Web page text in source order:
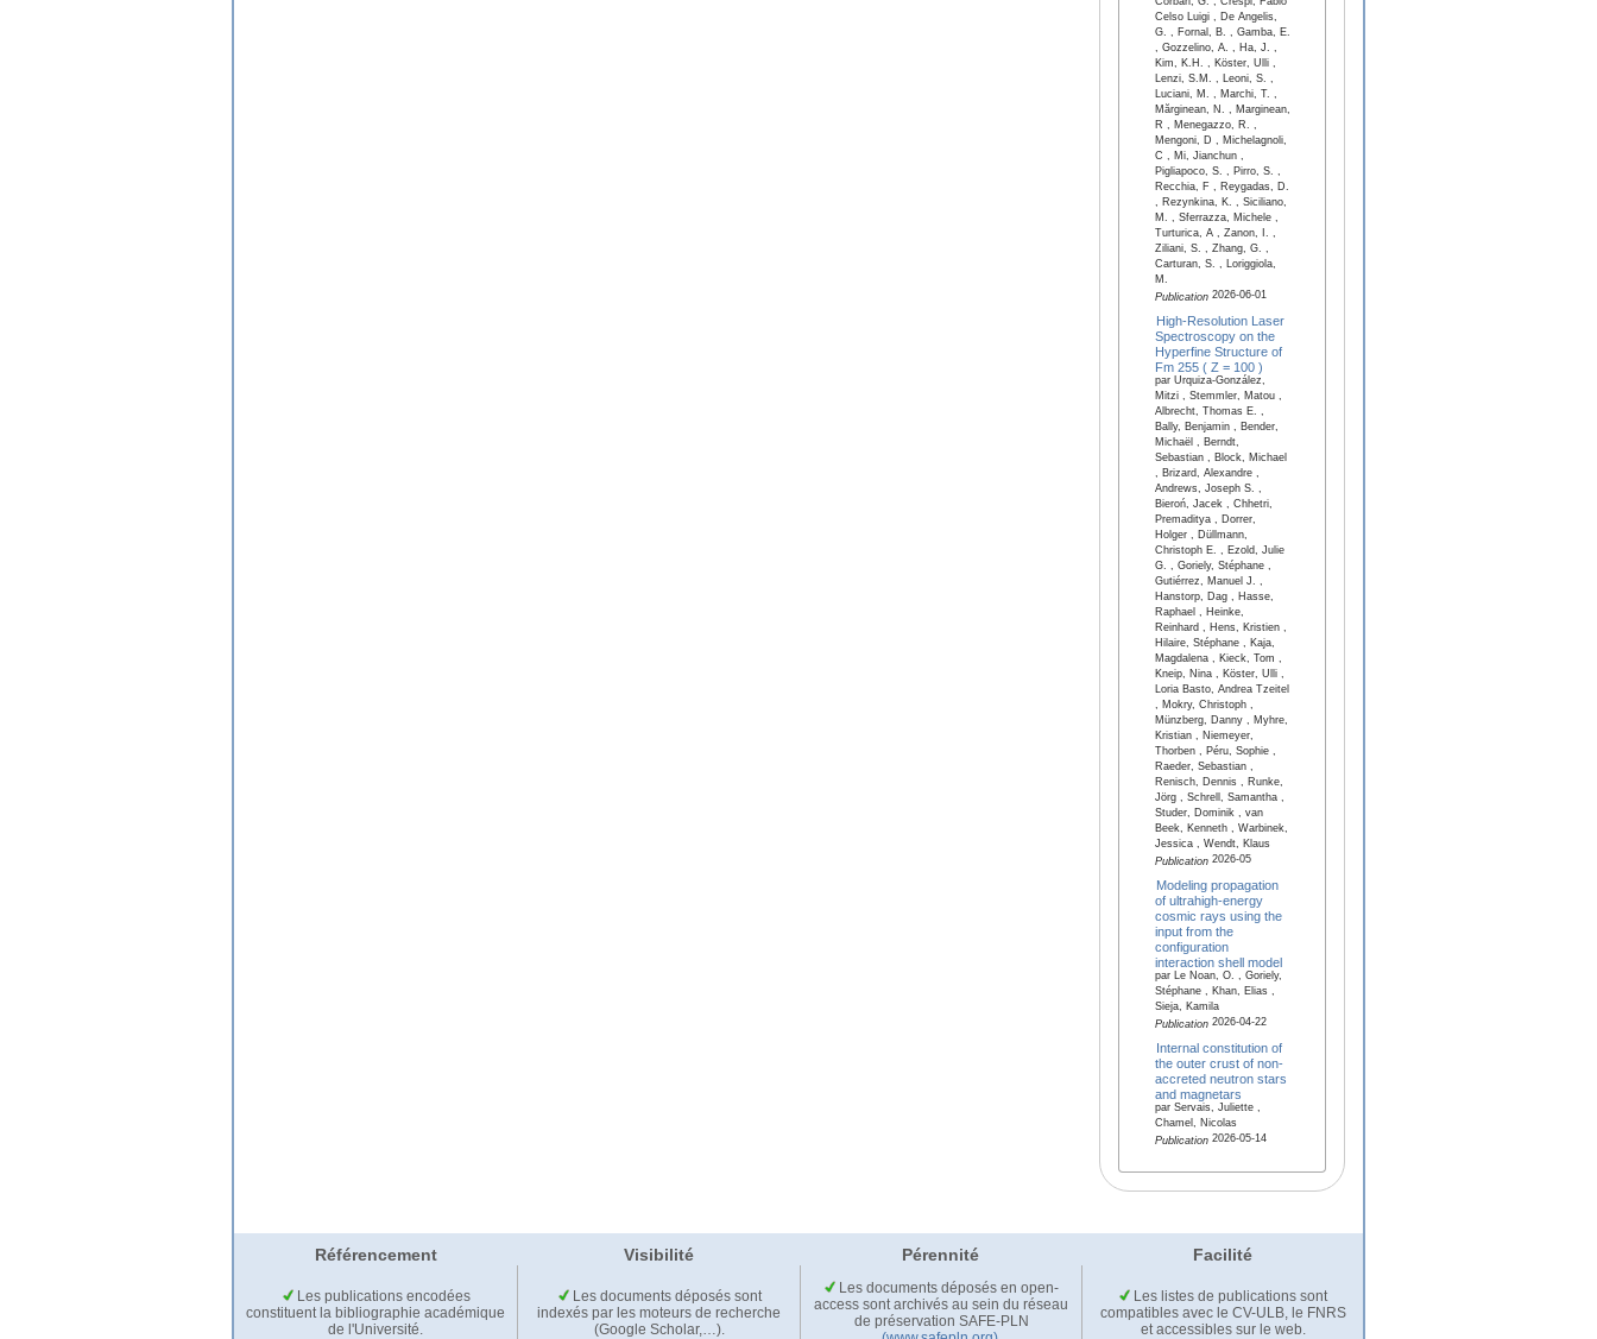
Celso Luigi , De Angelis,
G. , Fornal, B. , Gamba, E.
, Gozzelino, A. , Ha, J. ,
Kim, K.H. , Köster, Ulli ,
Lenzi, S.M. , Leoni, S. ,
Luciani, M. , Marchi, T. ,
Mărginean, N. , Marginean,
R , Menegazzo, R. ,
Mengoni, D , Michelagnoli,
C , Mi, Jianchun ,
Pigliapoco, S. , Pirro, S. ,
Recchia, F , Reygadas, D.
, Rezynkina, K. , Siciliano,
M. , Sferrazza, Michele ,
Turturica, A , Zanon, I. ,
Ziliani, S. , Zhang, G. ,
Carturan, S. , Loriggiola,
M.
Publication2026-06-01
High-Resolution Laser
Spectroscopy on the
Hyperfine Structure of
Fm 255 ( Z = 100 )
par Urquiza-González,
Mitzi , Stemmler, Matou ,
Albrecht, Thomas E. ,
Bally, Benjamin , Bender,
Michaël , Berndt,
Sebastian , Block, Michael
, Brizard, Alexandre ,
Andrews, Joseph S. ,
Bieroń, Jacek , Chhetri,
Premaditya , Dorrer,
Holger , Düllmann,
Christoph E. , Ezold, Julie
G. , Goriely, Stéphane ,
Gutiérrez, Manuel J. ,
Hanstorp, Dag , Hasse,
Raphael , Heinke,
Reinhard , Hens, Kristien ,
Hilaire, Stéphane , Kaja,
Magdalena , Kieck, Tom ,
Kneip, Nina , Köster, Ulli ,
Loria Basto, Andrea Tzeitel
, Mokry, Christoph ,
Münzberg, Danny , Myhre,
Kristian , Niemeyer,
Thorben , Péru, Sophie ,
Raeder, Sebastian ,
Renisch, Dennis , Runke,
Jörg , Schrell, Samantha ,
Studer, Dominik , van
Beek, Kenneth , Warbinek,
Jessica , Wendt, Klaus
Publication2026-05
Modeling propagation
of ultrahigh-energy
cosmic rays using the
input from the
configuration
interaction shell model
par Le Noan, O. , Goriely,
Stéphane , Khan, Elias ,
Sieja, Kamila
Publication2026-04-22
Internal constitution of
the outer crust of non-
accreted neutron stars
and magnetars
par Servais, Juliette ,
Chamel, Nicolas
Publication2026-05-14
Référencement Visibilité Pérennité Facilité
Les publications encodées
constituent la bibliographie académique
de l'Université.
Les documents déposés sont
indexés par les moteurs de recherche
(Google Scholar,…).
Les documents déposés en open-
access sont archivés au sein du réseau
de préservation SAFE-PLN
Les listes de publications sont
compatibles avec le CV-ULB, le FNRS
et accessibles sur le web.